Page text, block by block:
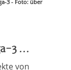
3 - Foto: über
3 ...
von